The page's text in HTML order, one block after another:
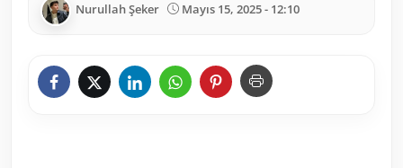
Nurullah Şeker Mayıs 15, 2025 - 12:10